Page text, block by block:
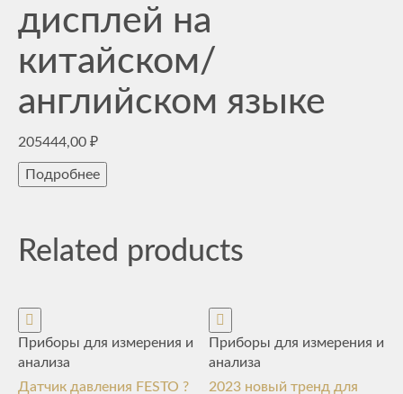
дисплей на
китайском/
английском языке
205444,00 ₽
Подробнее
Related products
Приборы для измерения и
анализа
Датчик давления FESTO ?
Приборы для измерения и
анализа
2023 новый тренд для